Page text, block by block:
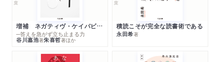
増補 ネガティヴ・ケイパビリティで生きる
─答えを急がず立ち止まる力
谷川嘉浩著朱喜哲著ほか
積読こそが完全な読書術である
永田希著